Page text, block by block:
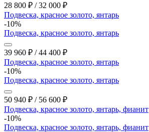
28 800 ₽ / 32 000 ₽
Подвеска, красное золото, янтарь
-10%
Подвеска, красное золото, янтарь
39 960 ₽ / 44 400 ₽
Подвеска, красное золото, янтарь
-10%
Подвеска, красное золото, янтарь
50 940 ₽ / 56 600 ₽
Подвеска, красное золото, янтарь, фианит
-10%
Подвеска, красное золото, янтарь, фианит